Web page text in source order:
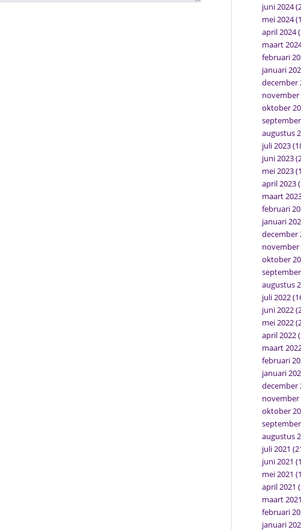
juni 2024
mei 2024
april 2024
maart
februari
januari
december
november
oktober
augustus
juli 2023
juni 2023
mei 2023
april 2023
maart
februari
januari
december
november
oktober
augustus
juli 2022
juni 2022
mei 2022
april 2022
maart
februari
januari
december
november
oktober
september
augustus
juli 2021
juni 2021
mei 2021
april 2021
maart 2021
februari
januari